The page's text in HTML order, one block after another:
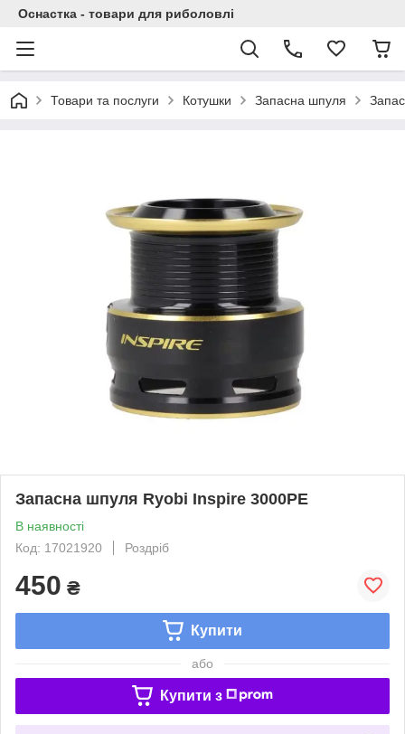
Оснастка - товари для риболовлі
Товари та послуги Котушки Запасна шпуля
Запасна шпуля Ryobi Inspire 3000PE
В наявності
Код: 17021920
Роздріб
450 ₴
Купити
або
Купити з